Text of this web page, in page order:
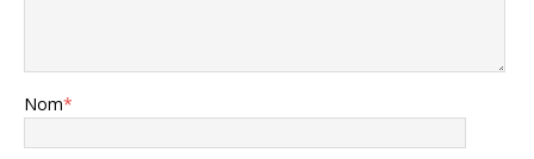
Nom*